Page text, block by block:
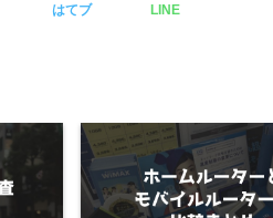
はてブ LINE